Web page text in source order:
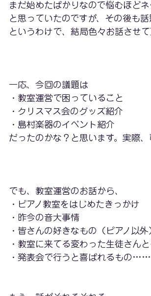
まだ始めたばかりなので悩むほど
と思っていたのですが、その後も
というわけで、結局色々お話させて
一応、今回の議題は
・教室運営で困っていること
・クリスマス会のグッズ紹介
・島村楽器のイベント紹介
だったのかな？と思います。実際
でも、教室運営のお話から、
・ピアノ教室をはじめたきっかけ
・昨今の音大事情
・皆さんの好きなもの（ピアノ以外
・教室に来てる変わった生徒さん
・発表会で行うと喜ばれるもの……